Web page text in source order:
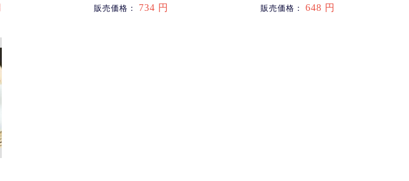
販売価格： 734 円 販売価格： 648 円